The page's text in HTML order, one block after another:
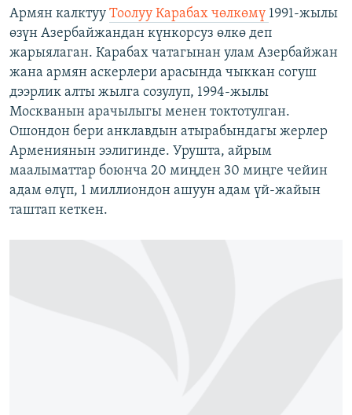
Армян калктуу Тоолуу Карабах чөлкөмү 1991-жылы
өзүн Азербайжандан күнкорсуз өлкө деп
жарыялаган. Карабах чатагынан улам Азербайжан
жана армян аскерлери арасында чыккан согуш
дээрлик алты жылга созулуп, 1994-жылы
Москванын арачылыгы менен токтотулган.
Ошондон бери анклавдын атырабындагы жерлер
Армениянын ээлигинде. Урушта, айрым
маалыматтар боюнча 20 миңден 30 миңге чейин
адам өлүп, 1 миллиондон ашуун адам үй-жайын
таштап кеткен.